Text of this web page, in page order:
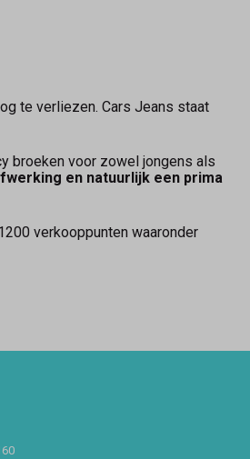
te verliezen. Cars Jeans staat
broeken voor zowel jongens als
en natuurlijk een prima
verkooppunten waaronder